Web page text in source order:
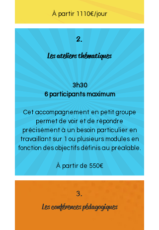
À partir 1110€/jour
2.
Les ateliers thématiques
3h30
6 participants maximum
Cet accompagnement en petit groupe
permet de voir et de répondre
précisément à un besoin particulier en
travaillant sur 1 ou plusieurs modules en
fonction des objectifs définis au préalable.
À partir de 550€
3.
Les conférences pédagogiques